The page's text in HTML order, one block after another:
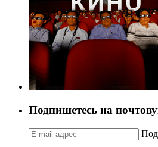
Подпишетесь на